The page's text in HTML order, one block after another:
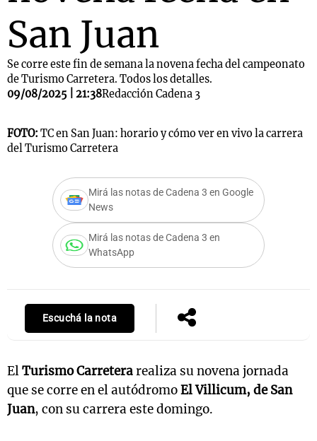
San Juan
Se corre este fin de semana la novena fecha del campeonato
de Turismo Carretera. Todos los detalles.
09/08/2025 | 21:38Redacción Cadena 3
FOTO: TC en San Juan: horario y cómo ver en vivo la carrera
del Turismo Carretera
Mirá las notas de Cadena 3 en Google
News
Mirá las notas de Cadena 3 en
WhatsApp
Escuchá la nota
ElTurismo Carreterarealiza su novena jornada
que se corre en el autódromoEl Villicum, de San
Juan, con su carrera este domingo.
Notas
Mundial 2026